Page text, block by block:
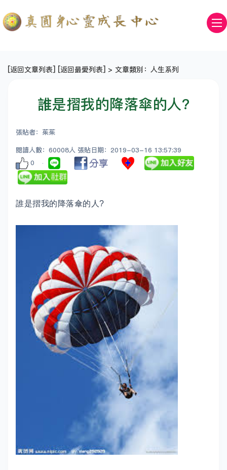
[返回文章列表] [返回最愛列表] > 文章類別：人生系列
誰是摺我的降落傘的人?
張貼者：茱茱
閱讀人數：60008人 張貼日期：2019-03-16 13:57:39
0
誰是摺我的降落傘的人?